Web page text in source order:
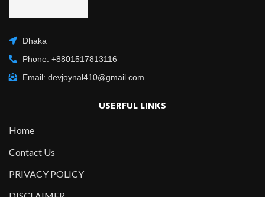
Dhaka
Phone: +8801517813116
Email: devjoynal410@gmail.com
USERFUL LINKS
Home
Contact Us
PRIVACY POLICY